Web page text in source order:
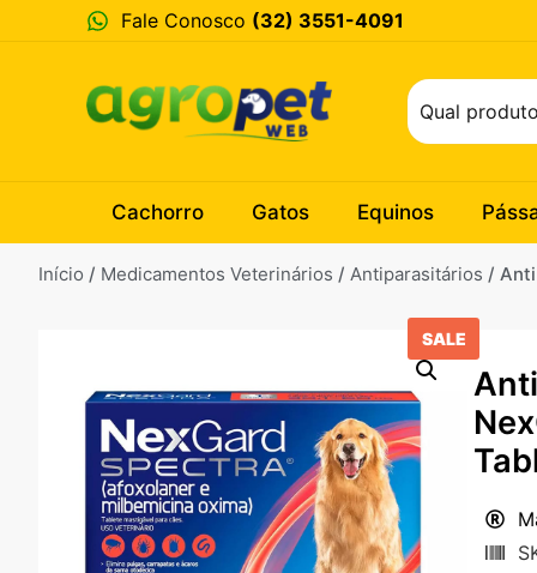
Fale Conosco (32) 3551-4091
Cachorro Gatos Equinos
Início / Medicamentos Veterinários / Antiparasitários /
SALE